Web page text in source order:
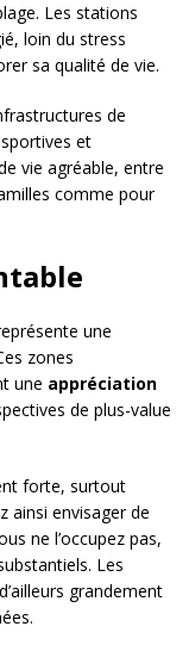
Les stations
loin du stress
sa qualité de vie.
de
et
vie agréable, entre
comme pour
une
zones
une appréciation
de plus-value
forte, surtout
ainsi envisager de
ne l’occupez pas,
Les
grandement